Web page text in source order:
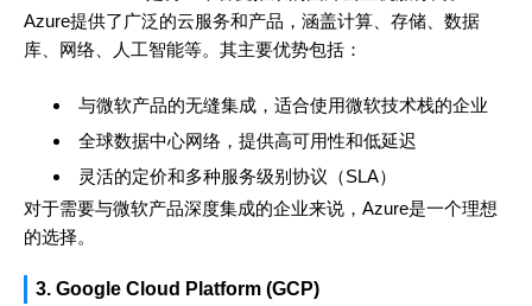
Azure提供了广泛的云服务和产品，涵盖计算、存储、数据
库、网络、人工智能等。其主要优势包括：
与微软产品的无缝集成，适合使用微软技术栈的企业
全球数据中心网络，提供高可用性和低延迟
灵活的定价和多种服务级别协议（SLA）
对于需要与微软产品深度集成的企业来说，Azure是一个理想
的选择。
3. Google Cloud Platform (GCP)